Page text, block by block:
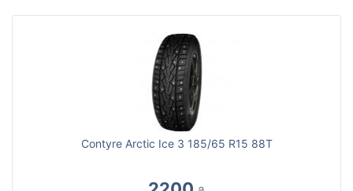
Contyre Arctic Ice 3 185/65 R15 88T